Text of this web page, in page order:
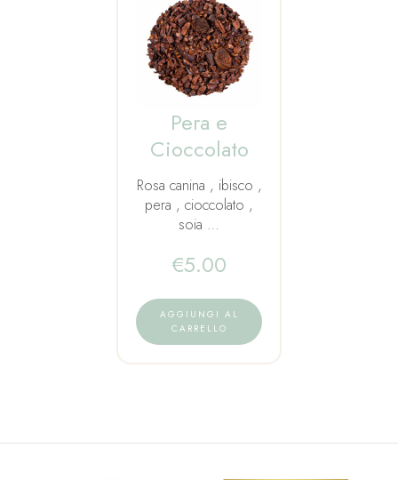
Pera e
Cioccolato
Rosa canina , ibisco ,
pera , cioccolato ,
soia …
€5.00
AGGIUNGI AL
CARRELLO